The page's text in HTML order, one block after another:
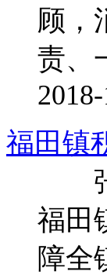
顾
责、
福田镇
张
福田
障